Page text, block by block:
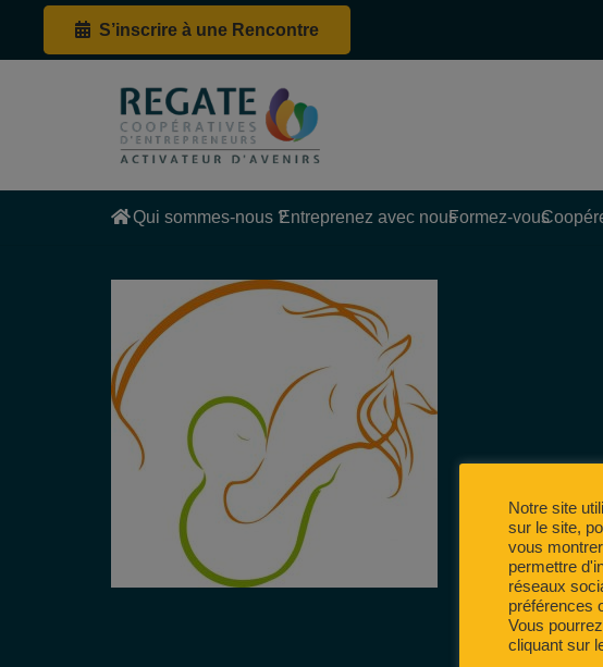
S’inscrire à une Rencontre
Qui sommes-nous ?Entreprenez avec nousFormez-vous
Notre site
sur le site,
vous
permettre
réseaux
préférences
Vous
cliquant sur